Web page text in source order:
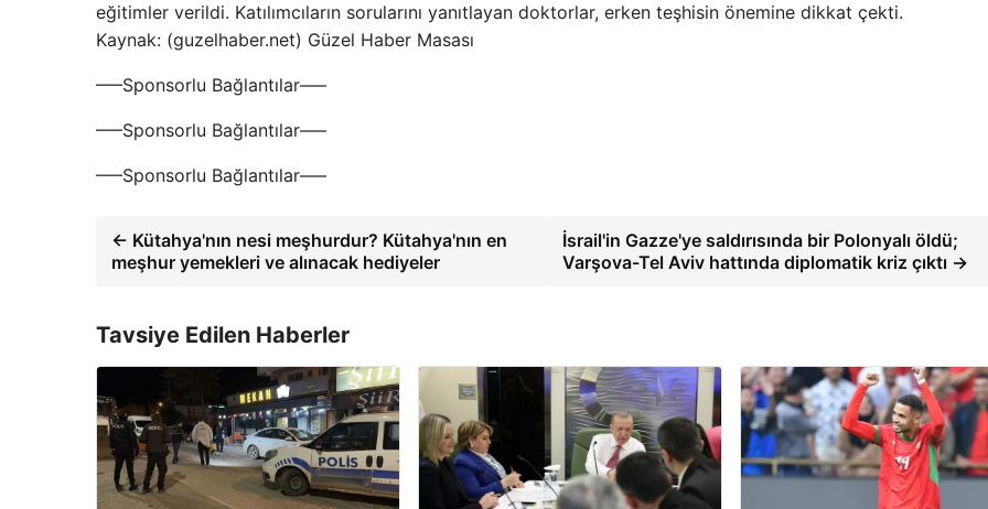
eğitimler verildi. Katılımcıların sorularını yanıtlayan doktorlar, erken teşhisin önemine dikkat çekti.
Kaynak: (guzelhaber.net) Güzel Haber Masası
—–Sponsorlu Bağlantılar—–
—–Sponsorlu Bağlantılar—–
—–Sponsorlu Bağlantılar—–
← Kütahya'nın nesi meşhurdur? Kütahya'nın en
meşhur yemekleri ve alınacak hediyeler
İsrail'in Gazze'ye saldırısında bir Polonyalı öldü;
Varşova-Tel Aviv hattında diplomatik kriz çıktı →
Tavsiye Edilen Haberler